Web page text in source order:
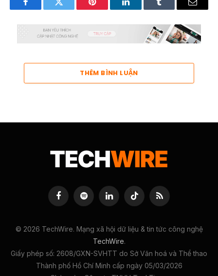
FacebookTwitter Pinterest LinkedInTumblr Email
THÊM BÌNH LUẬN
FacebookSpotify LinkedInTikTok RSS
© 2026 TechWire. Mạng xã hội dữ liệu & tin tức công nghệ
TechWire.
Giấy phép số: 2608/GXN-SVHTT do Sở Văn hoá và Thể thao
Thành phố Hồ Chí Minh cấp ngày 05/03/2026